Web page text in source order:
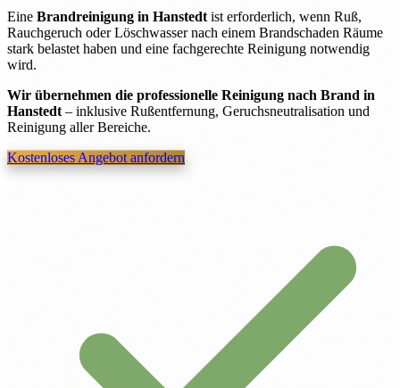
Eine Brandreinigung in Hanstedtist erforderlich, wenn Ruß,
Rauchgeruch oder Löschwasser nach einem Brandschaden Räume
stark belastet haben und eine fachgerechte Reinigung notwendig
wird.
Wir übernehmen die professionelle Reinigung nach Brand in
Hanstedt– inklusive Rußentfernung, Geruchsneutralisation und
Reinigung aller Bereiche.
Kostenloses Angebot anfordern